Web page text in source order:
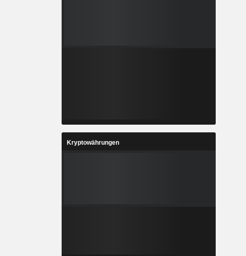
Kryptowährungen